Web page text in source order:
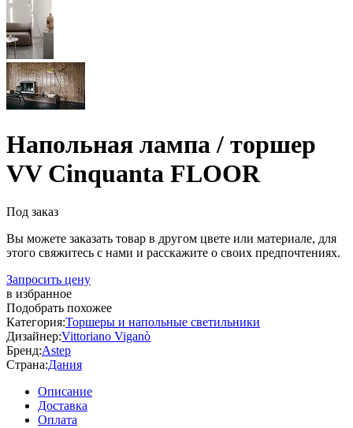
Напольная лампа / торшер
VV Cinquanta FLOOR
Под заказ
Вы можете заказать товар в другом цвете или материале, для
этого свяжитесь с нами и расскажите о своих предпочтениях.
Запросить цену
в избранное
Подобрать похожее
Категория:Торшеры и напольные светильники
Дизайнер:Vittoriano Viganò
Бренд:Astep
Страна:Дания
Описание
Доставка
Оплата